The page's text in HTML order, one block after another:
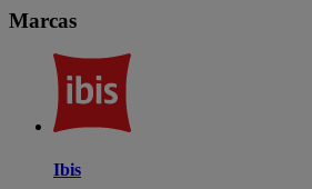
Marcas
Ibis